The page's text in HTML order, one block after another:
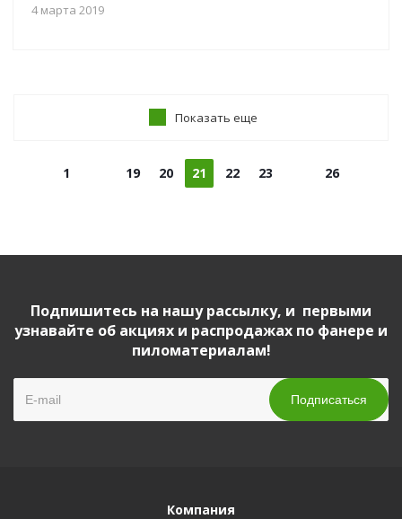
4 марта 2019
Показать еще
1 19 20 21 22 23 26
Подпишитесь на нашу рассылку, и первыми
узнавайте об акциях и распродажах по фанере и
пиломатериалам!
Компания